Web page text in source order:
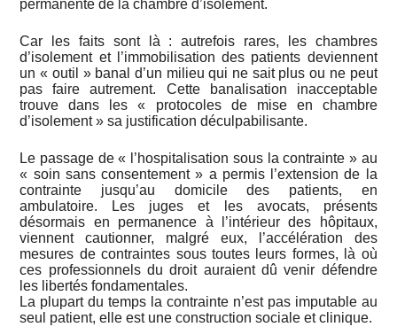
permanente de la chambre d’isolement.
Car les faits sont là : autrefois rares, les chambres
d’isolement et l’immobilisation des patients deviennent
un « outil » banal d’un milieu qui ne sait plus ou ne peut
pas faire autrement. Cette banalisation inacceptable
trouve dans les « protocoles de mise en chambre
d’isolement » sa justification déculpabilisante.
Le passage de « l’hospitalisation sous la contrainte » au
« soin sans consentement » a permis l’extension de la
contrainte jusqu’au domicile des patients, en
ambulatoire. Les juges et les avocats, présents
désormais en permanence à l’intérieur des hôpitaux,
viennent cautionner, malgré eux, l’accélération des
mesures de contraintes sous toutes leurs formes, là où
ces professionnels du droit auraient dû venir défendre
les libertés fondamentales.
La plupart du temps la contrainte n’est pas imputable au
seul patient, elle est une construction sociale et clinique.